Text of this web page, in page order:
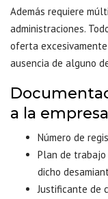
Además requiere
administraciones.
oferta
ausencia de alguno
a la
Número de
Plan de
dicho
Justificante de